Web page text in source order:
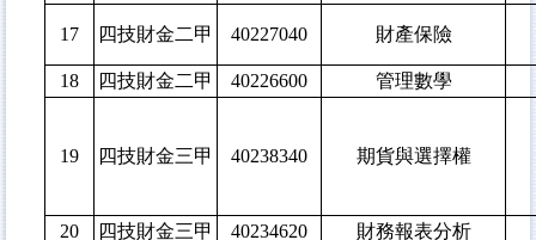
17 四技財金二甲 40227040 財產保險
18 四技財金二甲 40226600 管理數學
19 四技財金三甲 40238340 期貨與選擇權
20 四技財金三甲 40234620 財務報表分析